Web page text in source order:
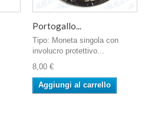
Portogallo...
Tipo: Moneta singola con
involucro protettivo...
8,00 €
Aggiungi al carrello